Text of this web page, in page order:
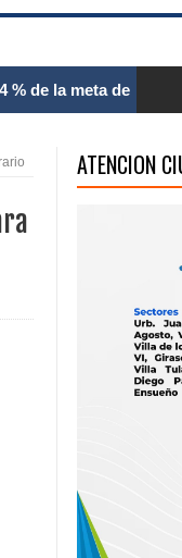
frecuencia
violencias
por la
décadas sin
al Gobierno de
ATENCION